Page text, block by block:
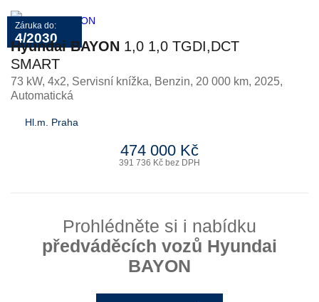
Záruka do:
4/2030
Hyundai BAYON 1,0 1,0 TGDI,DCT
SMART
73 kW, 4x2, Servisní knížka, Benzin, 20 000 km, 2025,
Automatická
Hl.m. Praha
474 000 Kč
391 736 Kč bez DPH
Prohlédněte si i nabídku
předváděcích vozů Hyundai
BAYON